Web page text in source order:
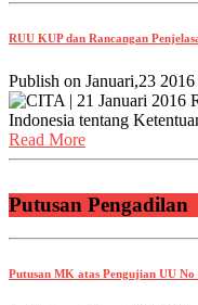
RUU KUP dan Rancangan
Publish on Januari,23 2016
CITA | 21 Januari 2016
Indonesia tentang
Read More
Putusan Pengadilan
Putusan MK atas Pengujian UU No